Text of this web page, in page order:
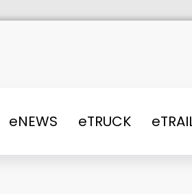
eNEWS eTRUCK